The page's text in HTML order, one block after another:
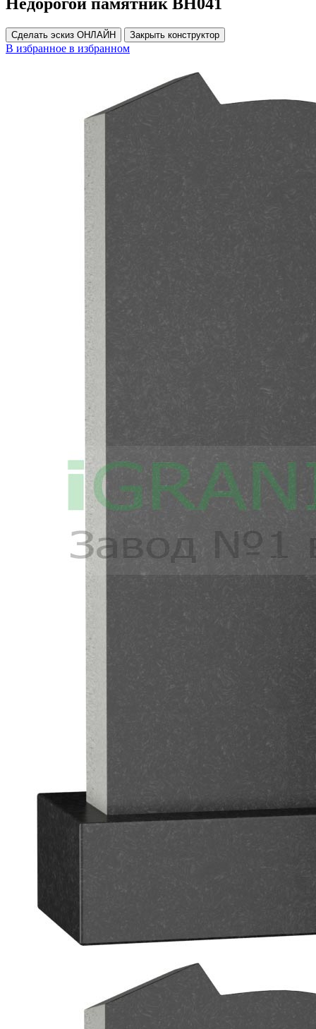
Недорогой памятник ВН041
Сделать эскиз ОНЛАЙН Закрыть конструктор
В избранное в избранном